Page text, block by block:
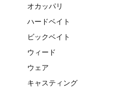
オカッパリ
ハードベイト
ビックベイト
ウィード
ウェア
キャスティング